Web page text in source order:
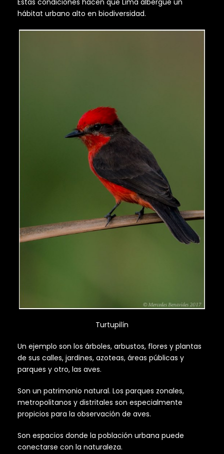
hábitat urbano alto en biodiversidad.
Turtupilín
Un ejemplo son los árboles, arbustos, flores y plantas
de sus calles, jardines, azoteas, áreas públicas y
parques y otro, las aves.
Son un patrimonio natural. Los parques zonales,
metropolitanos y distritales son especialmente
propicios para la observación de aves.
Son espacios donde la población urbana puede
conectarse con la naturaleza.